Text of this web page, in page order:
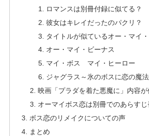
ロマンスは別冊付録に似てる？
彼女はキレイだったのパクリ？
タイトルが似ているオー・マイ
オー・マイ・ビーナス
マイ・ボス マイ・ヒーロー
ジャグラス～氷のボスに恋の魔
映画「プラダを着た悪魔に」内容が
オーマイボス恋は別冊でのあらす
ボス恋のリメイクについての声
まとめ